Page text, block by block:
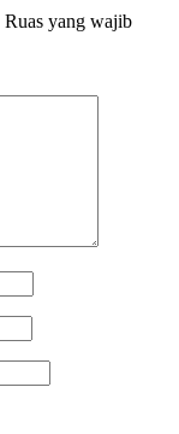
Ruas yang wajib